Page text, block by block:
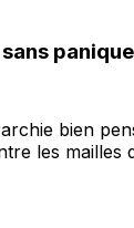
bien
les mailles